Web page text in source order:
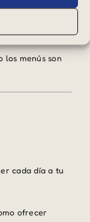
los menús son
cada día a tu
ofrecer